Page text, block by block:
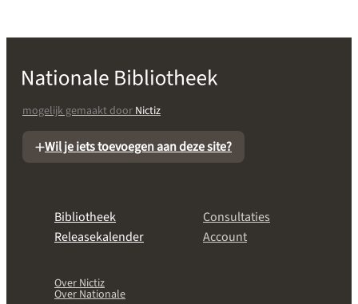
mogelijk gemaakt doorNictiz
Wil je iets toevoegen aan deze site?
Bibliotheek
Releasekalender
Consultaties
Account
Over Nictiz
Over Nationale